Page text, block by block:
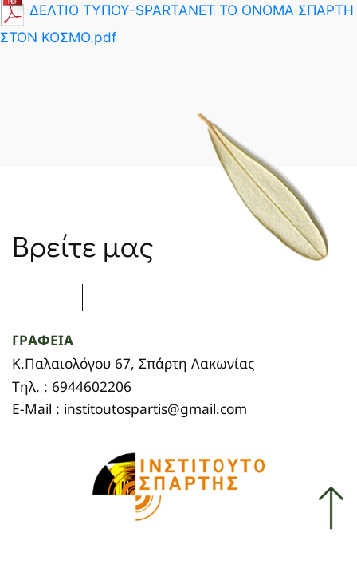
ΔΕΛΤΙΟ ΤΥΠΟΥ-SPARTANET ΤΟ ΟΝΟΜΑ ΣΠΑΡΤΗ
ΣΤΟΝ ΚΟΣΜΟ.pdf
Βρείτε μας
ΓΡΑΦΕΙΑ
Κ.Παλαιολόγου 67, Σπάρτη Λακωνίας
Τηλ. : 6944602206
E-Mail : institoutospartis@gmail.com